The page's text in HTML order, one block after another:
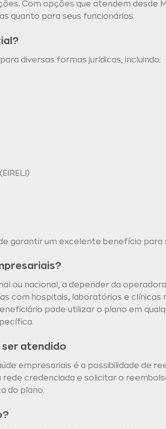
Com opções que atendem desde
quanto para seus funcionários.
diversas formas jurídicas, incluindo:
garantir um excelente benefício para
ou nacional, a depender da
com hospitais, laboratórios e clínicas
pode utilizar o plano em
ser atendido
empresariais é a possibilidade de
credenciada e solicitar o
do plano.